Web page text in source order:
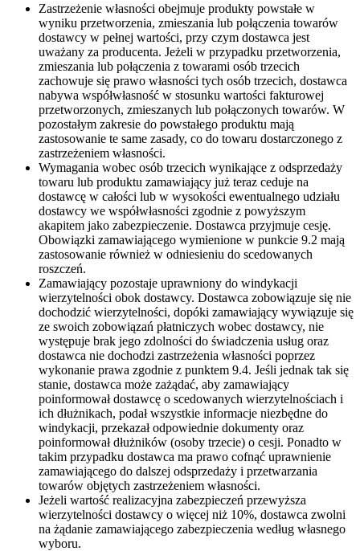
Zastrzeżenie własności obejmuje produkty powstałe w
wyniku przetworzenia, zmieszania lub połączenia towarów
dostawcy w pełnej wartości, przy czym dostawca jest
uważany za producenta. Jeżeli w przypadku przetworzenia,
zmieszania lub połączenia z towarami osób trzecich
zachowuje się prawo własności tych osób trzecich, dostawca
nabywa współwłasność w stosunku wartości fakturowej
przetworzonych, zmieszanych lub połączonych towarów. W
pozostałym zakresie do powstałego produktu mają
zastosowanie te same zasady, co do towaru dostarczonego z
zastrzeżeniem własności.
Wymagania wobec osób trzecich wynikające z odsprzedaży
towaru lub produktu zamawiający już teraz ceduje na
dostawcę w całości lub w wysokości ewentualnego udziału
dostawcy we współwłasności zgodnie z powyższym
akapitem jako zabezpieczenie. Dostawca przyjmuje cesję.
Obowiązki zamawiającego wymienione w punkcie 9.2 mają
zastosowanie również w odniesieniu do scedowanych
roszczeń.
Zamawiający pozostaje uprawniony do windykacji
wierzytelności obok dostawcy. Dostawca zobowiązuje się nie
dochodzić wierzytelności, dopóki zamawiający wywiązuje się
ze swoich zobowiązań płatniczych wobec dostawcy, nie
występuje brak jego zdolności do świadczenia usług oraz
dostawca nie dochodzi zastrzeżenia własności poprzez
wykonanie prawa zgodnie z punktem 9.4. Jeśli jednak tak się
stanie, dostawca może zażądać, aby zamawiający
poinformował dostawcę o scedowanych wierzytelnościach i
ich dłużnikach, podał wszystkie informacje niezbędne do
windykacji, przekazał odpowiednie dokumenty oraz
poinformował dłużników (osoby trzecie) o cesji. Ponadto w
takim przypadku dostawca ma prawo cofnąć uprawnienie
zamawiającego do dalszej odsprzedaży i przetwarzania
towarów objętych zastrzeżeniem własności.
Jeżeli wartość realizacyjna zabezpieczeń przewyższa
wierzytelności dostawcy o więcej niż 10%, dostawca zwolni
na żądanie zamawiającego zabezpieczenia według własnego
wyboru.